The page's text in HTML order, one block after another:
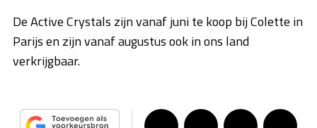
De Active Crystals zijn vanaf juni te koop bij Colette in
Parijs en zijn vanaf augustus ook in ons land
verkrijgbaar.